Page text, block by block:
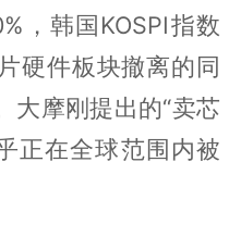
，韩国KOSPI指数
硬件板块撤离的同
大摩刚提出的“卖芯
正在全球范围内被